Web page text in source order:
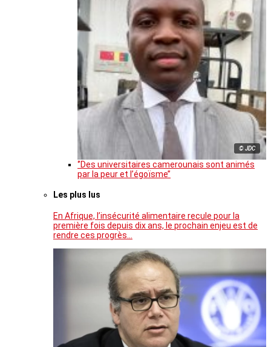
© JDC
‘’Des universitaires camerounais sont animés
par la peur et l’égoïsme’’
Les plus lus
En Afrique, l’insécurité alimentaire recule pour la
première fois depuis dix ans, le prochain enjeu est de
rendre ces progrès…